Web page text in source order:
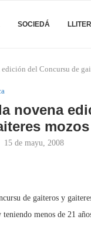
SOCIEDÁ
del Concursu de
novena
mozos
15 de mayu, 2008
de gaiteros y
menos de 21